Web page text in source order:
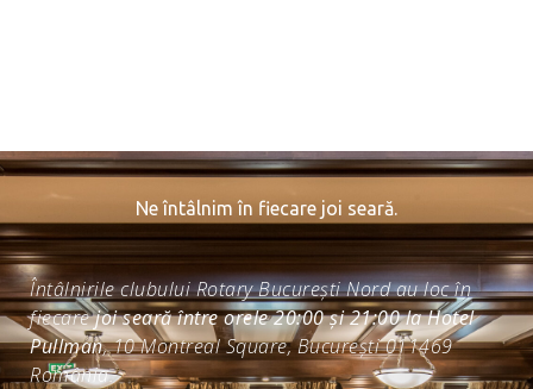
Ne întâlnim în fiecare joi seară.
Întâlnirile clubului Rotary București Nord au loc în
fiecarejoi seară între orele 20:00 și 21:00 la Hotel
Pullman, 10 Montreal Square, București 011469
România.